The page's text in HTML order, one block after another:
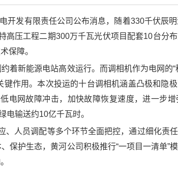
开发有限责任公司公布消息，随着330千伏辰
高压工程二期300万千瓦光伏项目配套10台分
保障。
新能源电站高效运行。而调相机作为电网的
作用。本次投运的十台调相机涵盖凸极和隐
电网故障冲击，加快故障恢复速度，进一步
电输送约10亿千瓦时。
人员调配等多个环节全面把控，通过细化责
护生态，黄河公司积极推行“一项目一清单”